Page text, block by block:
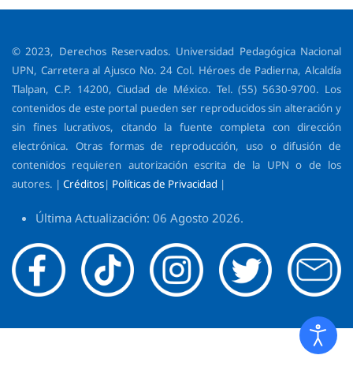
© 2023, Derechos Reservados. Universidad Pedagógica Nacional
UPN, Carretera al Ajusco No. 24 Col. Héroes de Padierna, Alcaldía
Tlalpan, C.P. 14200, Ciudad de México. Tel. (55) 5630-9700. Los
contenidos de este portal pueden ser reproducidos sin alteración y
sin fines lucrativos, citando la fuente completa con dirección
electrónica. Otras formas de reproducción, uso o difusión de
contenidos requieren autorización escrita de la UPN o de los
autores. | Créditos| Políticas de Privacidad |
Última Actualización: 06 Agosto 2026.